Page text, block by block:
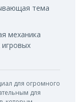
тема
механика
игровых
для огромного
для